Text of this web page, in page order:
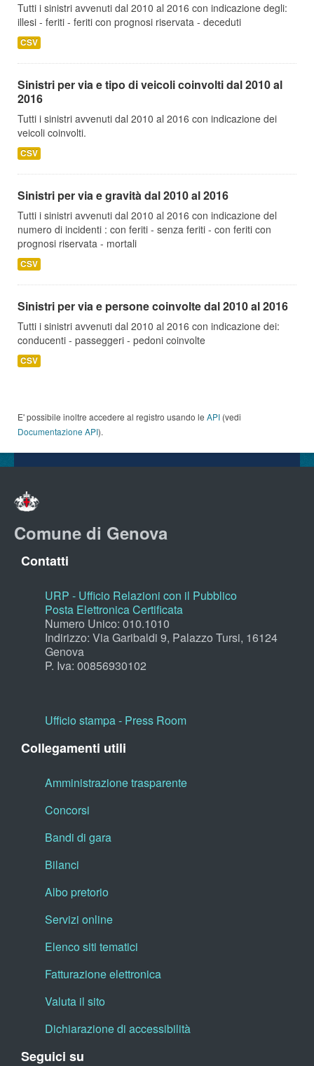
Tutti i sinistri avvenuti dal 2010 al 2016 con indicazione degli:
illesi - feriti - feriti con prognosi riservata - deceduti
CSV
Sinistri per via e tipo di veicoli coinvolti dal 2010 al
2016
Tutti i sinistri avvenuti dal 2010 al 2016 con indicazione dei
veicoli coinvolti.
CSV
Sinistri per via e gravità dal 2010 al 2016
Tutti i sinistri avvenuti dal 2010 al 2016 con indicazione del
numero di incidenti : con feriti - senza feriti - con feriti con
prognosi riservata - mortali
CSV
Sinistri per via e persone coinvolte dal 2010 al 2016
Tutti i sinistri avvenuti dal 2010 al 2016 con indicazione dei:
conducenti - passeggeri - pedoni coinvolte
CSV
E' possibile inoltre accedere al registro usando le API (vedi
Documentazione API).
Comune di Genova
Contatti
URP - Ufficio Relazioni con il Pubblico
Posta Elettronica Certificata
Numero Unico: 010.1010
Indirizzo: Via Garibaldi 9, Palazzo Tursi, 16124
Genova
P. Iva: 00856930102
Ufficio stampa - Press Room
Collegamenti utili
Amministrazione trasparente
Concorsi
Bandi di gara
Bilanci
Albo pretorio
Servizi online
Elenco siti tematici
Fatturazione elettronica
Valuta il sito
Dichiarazione di accessibilità
Seguici su